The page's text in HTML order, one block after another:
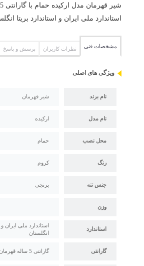
استاندارد ملی ایران و استاندارد بریتا
مشخصات فنی نظرات کاربران پرسش و پاسخ
ویژگی های اصلی
نام برند شیر قهرمان
نام مدل ارکیده
محل نصب حمام
رنگ کروم
جنس تنه برنجی
وزن
استاندارد
استاندارد ملی ایران و
انگلستان
گارانتی گارانتی 5 ساله قهرمان